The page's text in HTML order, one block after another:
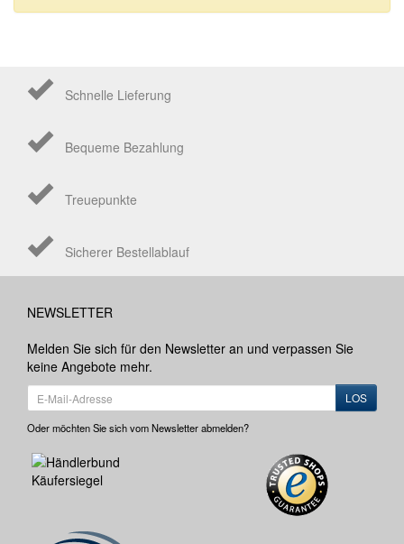
Schnelle Lieferung
Bequeme Bezahlung
Treuepunkte
Sicherer Bestellablauf
NEWSLETTER
Melden Sie sich für den Newsletter an und verpassen Sie
keine Angebote mehr.
LOS
Oder möchten Sie sich vom Newsletter abmelden?